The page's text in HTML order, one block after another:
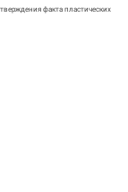
факта пластических